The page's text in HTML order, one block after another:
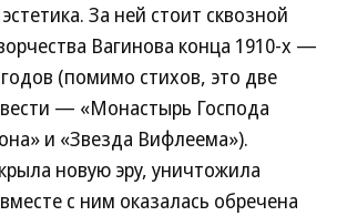
За ней стоит сквозной
Вагинова конца 1910-х —
(помимо стихов, это две
— «Монастырь Господа
и «Звезда Вифлеема»).
новую эру, уничтожила
с ним оказалась обречена